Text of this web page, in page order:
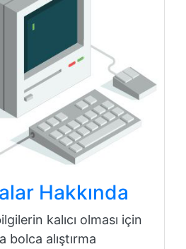
Hakkında
kalıcı olması için
bolca alıştırma